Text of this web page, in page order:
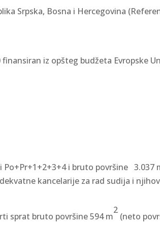
Srpska, Bosna i Hercegovina
iz opšteg budžeta Evropske
i bruto površine 3.037
kancelarije za rad sudija i
sprat bruto površine 594 m
2
(neto